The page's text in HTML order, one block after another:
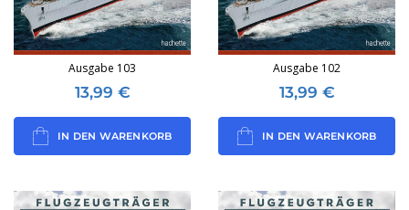
Ausgabe 103
13,99 €
IN DEN WARENKORB
Ausgabe 102
13,99 €
IN DEN WARENKORB